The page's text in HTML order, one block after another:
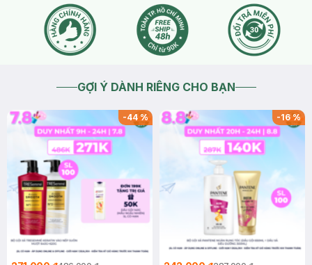
của mỗi người là khác nhau ạ. Còn về nắp hay vòi thì bạn có
thể nhắn tin cho fanpage Facebook Hasaki Beauty & Clinic
để Hasaki kiểm tra thêm về đơn hàng của bạn ạ.
2026-02-14Thích
GỢI Ý DÀNH RIÊNG CHO BẠN
-44% -16%